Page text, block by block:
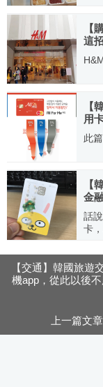
2014.08.04
【
這
2020.04.21
【
用
此
2018.06.07
【
金
等
話
卡
【交通】韓國旅遊
機app，從此以後
上一篇文章